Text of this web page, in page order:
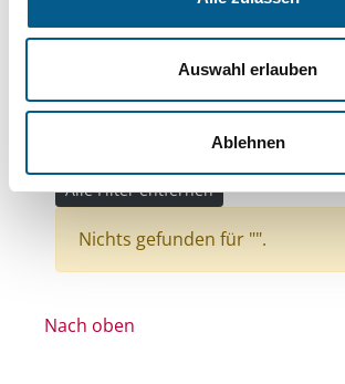
Auswahl erlauben
Ablehnen
Themen: Wissenschaft und Forschung
Themen: Kunst & Kultur
Themen: Gesundheitswesen
Themen: Denkmalschutz
Stiftungstyp: Lokale Stiftung
Alle Filter entfernen
Nichts gefunden für "".
Nach oben